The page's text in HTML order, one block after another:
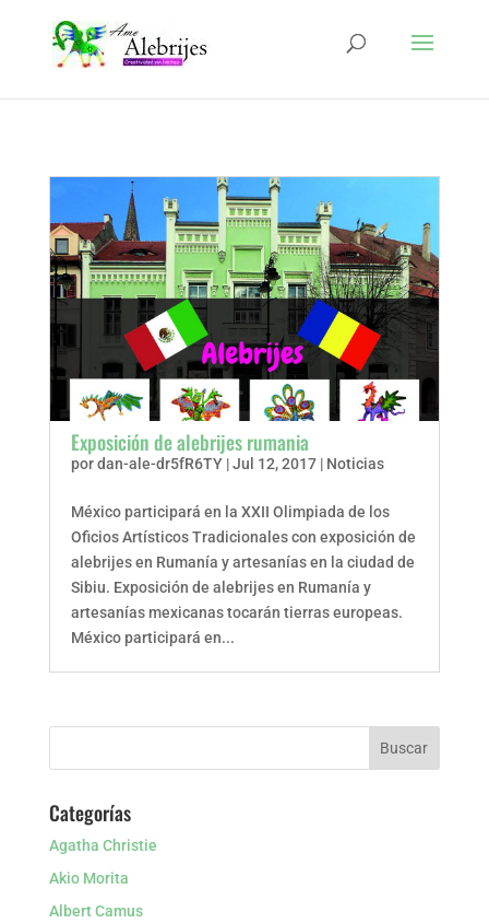
Exposición de alebrijes rumania
pordan-ale-dr5fR6TY|Jul 12, 2017| Noticias
México participará en la XXII Olimpiada de los
Oficios Artísticos Tradicionales con exposición de
alebrijes en Rumanía y artesanías en la ciudad de
Sibiu. Exposición de alebrijes en Rumanía y
artesanías mexicanas tocarán tierras europeas.
México participará en...
Categorías
Agatha Christie
Akio Morita
Albert Camus